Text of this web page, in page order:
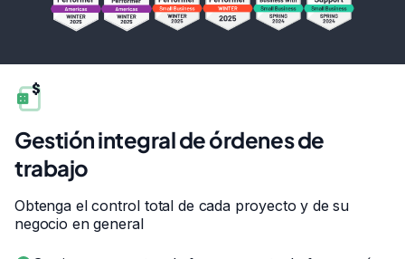
Gestión integral de órdenes de
trabajo
Obtenga el control total de cada proyecto y de su
negocio en general